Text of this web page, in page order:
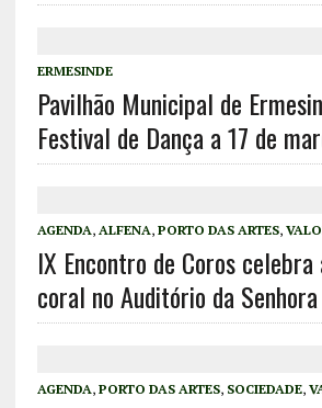
ERMESINDE
Pavilhão Municipal de
Festival de Dança a 17 de
AGENDA, ALFENA, PORTO DAS ARTES,
IX Encontro de Coros celebra
coral no Auditório da
AGENDA, PORTO DAS ARTES, SOCIEDADE,